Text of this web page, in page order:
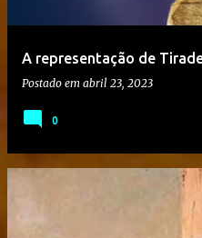
A representação de
Postado em abril 23, 2023
0